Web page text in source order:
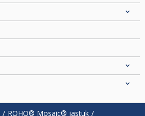
ROHO® Mosaic® jastuk